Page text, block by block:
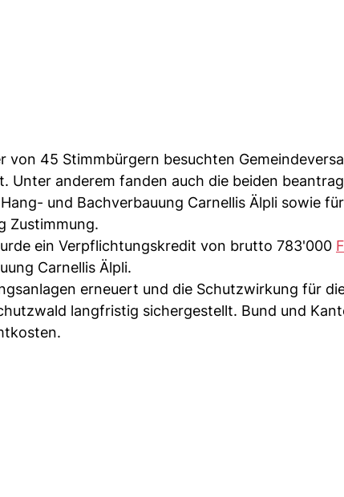
von 45 Stimmbürgern besuchten
Unter anderem fanden auch die beiden
und Bachverbauung Carnellis Älpli sowie
Zustimmung.
ein Verpflichtungskredit von brutto 783'000
Carnellis Älpli.
erneuert und die Schutzwirkung für
langfristig sichergestellt. Bund und